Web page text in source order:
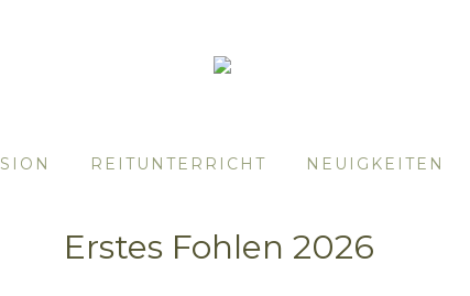
REITUNTERRICHT NEUIGKEITEN
Erstes Fohlen 2026